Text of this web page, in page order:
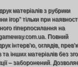
матеріалів з рубрики
ігор” тільки при
гіперпосилання на
Повний
інтерв’ю, оглядів,
та інших матеріалів без
– заборонений.